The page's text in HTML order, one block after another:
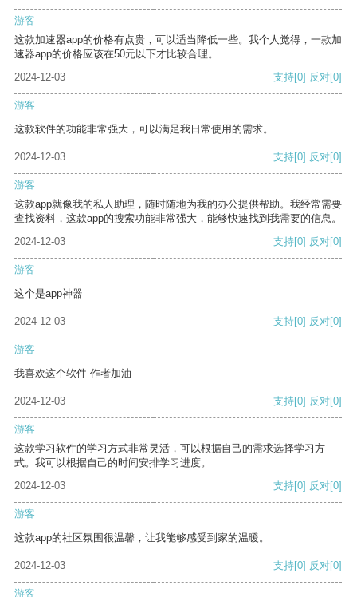
游客
这款加速器app的价格有点贵，可以适当降低一些。我个人觉得，一款加
速器app的价格应该在50元以下才比较合理。
2024-12-03
支持[0] 反对[0]
游客
这款软件的功能非常强大，可以满足我日常使用的需求。
2024-12-03 支持[0] 反对[0]
游客
这款app就像我的私人助理，随时随地为我的办公提供帮助。我经常需要
查找资料，这款app的搜索功能非常强大，能够快速找到我需要的信息。
2024-12-03
支持[0] 反对[0]
游客
这个是app神器
2024-12-03 支持[0] 反对[0]
游客
我喜欢这个软件 作者加油
2024-12-03 支持[0] 反对[0]
游客
这款学习软件的学习方式非常灵活，可以根据自己的需求选择学习方
式。我可以根据自己的时间安排学习进度。
2024-12-03
支持[0] 反对[0]
游客
这款app的社区氛围很温馨，让我能够感受到家的温暖。
2024-12-03 支持[0] 反对[0]
游客